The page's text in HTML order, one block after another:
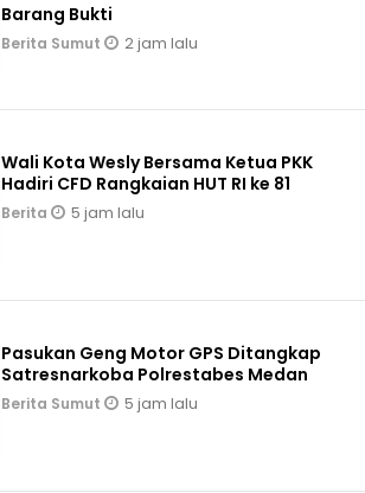
Barang Bukti
Berita Sumut 2 jam lalu
Wali Kota Wesly Bersama Ketua PKK
Hadiri CFD Rangkaian HUT RI ke 81
Berita 5 jam lalu
Pasukan Geng Motor GPS Ditangkap
Satresnarkoba Polrestabes Medan
Berita Sumut 5 jam lalu